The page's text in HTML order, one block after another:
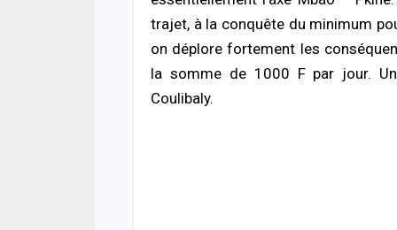
trajet, à la conquête du minimum
on déplore fortement les
la somme de 1000 F par jour.
Coulibaly.